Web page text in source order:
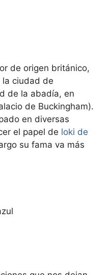
de origen británico,
la ciudad de
de la abadía, en
de Buckingham).
en diversas
el papel de loki de
su fama va más